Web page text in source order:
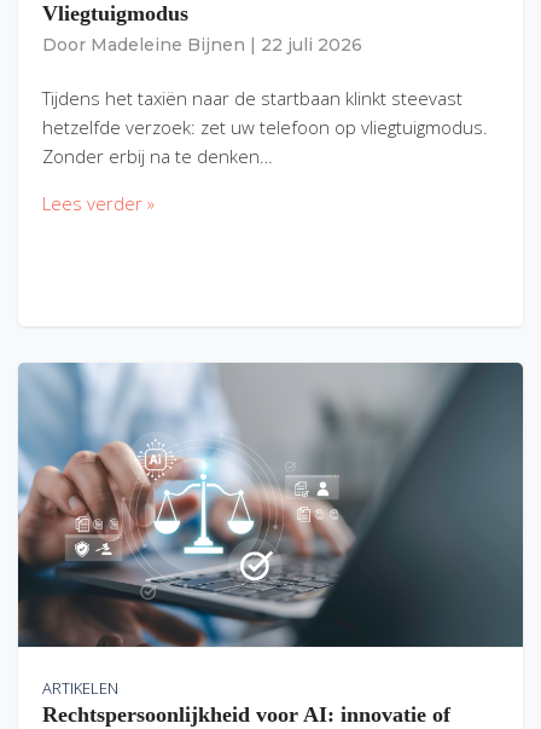
Vliegtuigmodus
Door Madeleine Bijnen 22 juli 2026
Tijdens het taxiën naar de startbaan klinkt steevast
hetzelfde verzoek: zet uw telefoon op vliegtuigmodus.
Zonder erbij na te denken…
Lees verder »
ARTIKELEN
Rechtspersoonlijkheid voor AI: innovatie of